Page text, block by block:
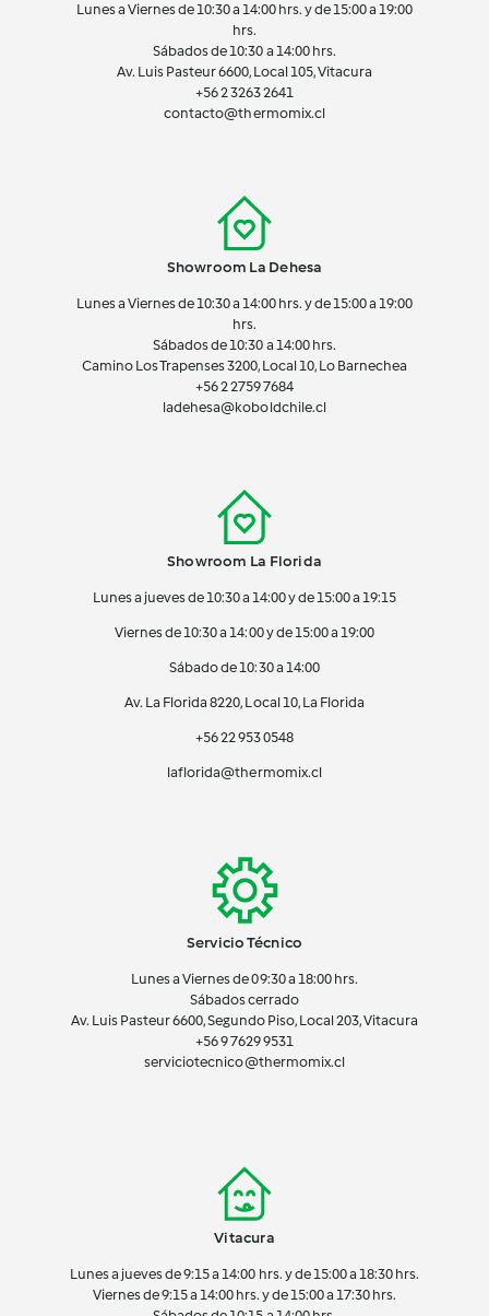
Lunes a Viernes de 10:30 a 14:00 hrs. y de 15:00 a 19:00
hrs.
Sábados de 10:30 a 14:00 hrs.
Av. Luis Pasteur 6600, Local 105, Vitacura
+56 2 3263 2641
contacto@thermomix.cl
Showroom La Dehesa
Lunes a Viernes de 10:30 a 14:00 hrs. y de 15:00 a 19:00
hrs.
Sábados de 10:30 a 14:00 hrs.
Camino Los Trapenses 3200, Local 10, Lo Barnechea
+56 22759 7684
ladehesa@koboldchile.cl
Showroom La Florida
Lunes a jueves de 10:30 a 14:00 y de 15:00 a 19:15
Viernes de 10:30 a 14:00 y de 15:00 a 19:00
Sábado de 10:30 a 14:00
Av. La Florida 8220, Local 10, La Florida
+56 22 953 0548
laflorida@thermomix.cl
Servicio Técnico
Lunes a Viernes de 09:30 a 18:00 hrs.
Sábados cerrado
Av. Luis Pasteur 6600, Segundo Piso, Local 203, Vitacura
+56 9 7629 9531
serviciotecnico@thermomix.cl
Vitacura
Lunes a jueves de 9:15 a 14:00 hrs. y de 15:00 a 18:30 hrs.
Viernes de 9:15 a 14:00 hrs. y de 15:00 a 17:30 hrs.